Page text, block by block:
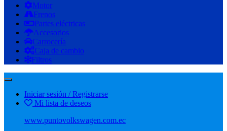
Motor
Frenos
Partes eléctricas
Accesorios
Carrocería
Caja de cambio
Filtros
Iniciar sesión / Registrarse
Mi lista de deseos
www.puntovolkswagen.com.ec